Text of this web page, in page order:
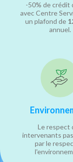
-50% de crédit
avec Centre
un plafond de
annuel.
Le respect
intervenants
par le